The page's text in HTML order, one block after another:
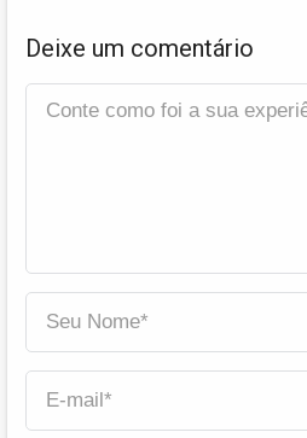
Deixe um comentário